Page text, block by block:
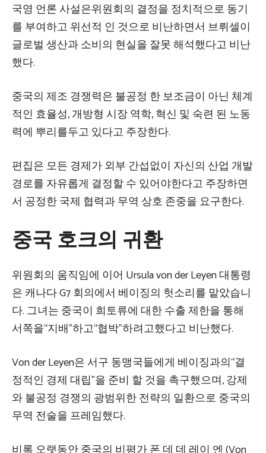
국영 언론 사설은위원회의 결정을 정치적으로 동기
를 부여하고 위선적 인 것으로 비난하면서 브뤼셀이
글로벌 생산과 소비의 현실을 잘못 해석했다고 비난
했다.
중국의 제조 경쟁력은 불공정 한 보조금이 아닌 체계
적인 효율성, 개방형 시장 역학, 혁신 및 숙련 된 노동
력에 뿌리를두고 있다고 주장한다.
편집은 모든 경제가 외부 간섭없이 자신의 산업 개발
경로를 자유롭게 결정할 수 있어야한다고 주장하면
서 공정한 국제 협력과 무역 상호 존중을 요구한다.
중국 호크의 귀환
위원회의 움직임에 이어 Ursula von der Leyen 대통령
은 캐나다 G7 회의에서 베이징의 헛소리를 맡았습니
다. 그녀는 중국이 희토류에 대한 수출 제한을 통해
서쪽을“지배”하고“협박”하려고했다고 비난했다.
Von der Leyen은 서구 동맹국들에게 베이징과의“결
정적인 경제 대립”을 준비 할 것을 촉구했으며, 강제
와 불공정 경쟁의 광범위한 전략의 일환으로 중국의
무역 전술을 프레임했다.